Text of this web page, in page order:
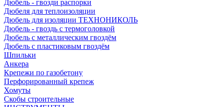
Дюбель - гвозди распорки
Дюбеля для теплоизоляции
Дюбель для изоляции ТЕХНОНИКОЛЬ
Дюбель - гвоздь с термоголовкой
Дюбель с металлическим гвоздём
Дюбель с пластиковым гвоздём
Шпильки
Анкера
Крепежи по газобетону
Перфорированный крепеж
Хомуты
Скобы строительные